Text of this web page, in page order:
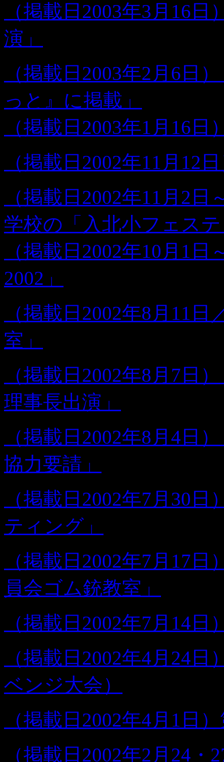
（掲載日2003年3月16
演」
（掲載日2003年2月6日
っと』に掲載」
（掲載日2003年1月16
（掲載日2002年11月12
（掲載日2002年11月2
学校の「入北小フェス
（掲載日2002年10月1
2002」
（掲載日2002年8月11
室」
（掲載日2002年8月7日
理事長出演」
（掲載日2002年8月4日
協力要請」
（掲載日2002年7月30
ティング」
（掲載日2002年7月17
員会ゴム銃教室」
（掲載日2002年7月14
（掲載日2002年4月24
ベンジ大会）
（掲載日2002年4月1日
（掲載日2002年2月24